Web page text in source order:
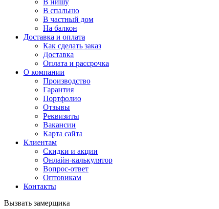
В нишу
В спальню
В частный дом
На балкон
Доставка и оплата
Как сделать заказ
Доставка
Оплата и рассрочка
О компании
Производство
Гарантия
Портфолио
Отзывы
Реквизиты
Вакансии
Карта сайта
Клиентам
Скидки и акции
Онлайн-калькулятор
Вопрос-ответ
Оптовикам
Контакты
Вызвать замерщика